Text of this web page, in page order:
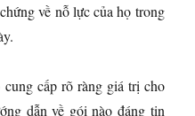
về nỗ lực của họ trong
cấp rõ ràng giá trị cho
dẫn về gói nào đáng tin